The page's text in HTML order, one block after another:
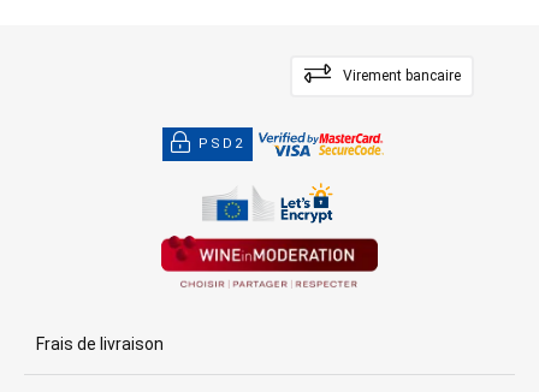
Virement bancaire
PSD2
Frais de livraison